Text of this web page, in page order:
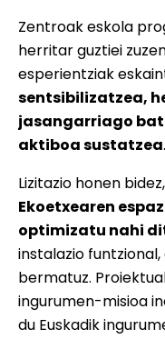
Zentroak eskola
herritar guztiei
esperientziak
sentsibilizatzea,
jasangarriago
aktiboa sustatzea.
Lizitazio honen bidez,
Ekoetxearen
optimizatu nahi
instalazio
bermatuz.
ingurumen-misioa
du Euskadik